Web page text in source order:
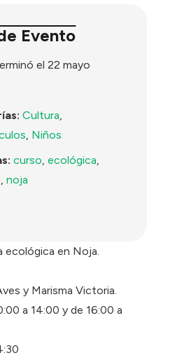
Evento
el 22 mayo
Cultura,
, Niños
curso,ecológica,
,noja
ecológica en Noja.
y Marisma Victoria.
a 14:00 y de 16:00 a